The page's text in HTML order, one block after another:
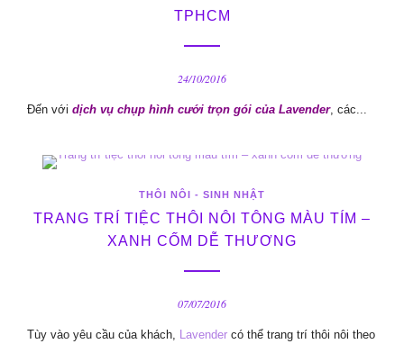
TPHCM
24/10/2016
Đến với dịch vụ chụp hình cưới trọn gói của Lavender, các...
THÔI NÔI - SINH NHẬT
TRANG TRÍ TIỆC THÔI NÔI TÔNG MÀU TÍM –
XANH CỐM DỄ THƯƠNG
07/07/2016
Tùy vào yêu cầu của khách, Lavender có thể trang trí thôi nôi theo